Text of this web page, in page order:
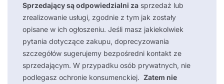
Sprzedający są odpowiedzialni za sprzedaż lub
zrealizowanie usługi, zgodnie z tym jak zostały
opisane w ich ogłoszeniu. Jeśli masz jakiekolwiek
pytania dotyczące zakupu, doprecyzowania
szczegółów sugerujemy bezpośredni kontakt ze
sprzedającym. W przypadku osób prywatnych, nie
podlegasz ochronie konsumenckiej. Zatem nie